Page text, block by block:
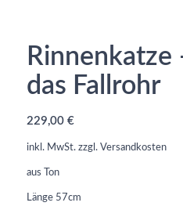
das Fallrohr
229,00 €
inkl. MwSt. zzgl. Versandkosten
aus Ton
Länge 57cm